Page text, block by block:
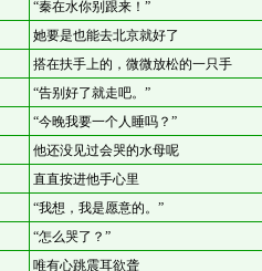
“秦在水你别跟来！”
她要是也能去北京就好了
搭在扶手上的，微微放松的一只手
“告别好了就走吧。”
“今晚我要一个人睡吗？”
他还没见过会哭的水母呢
直直按进他手心里
“我想，我是愿意的。”
“怎么哭了？”
唯有心跳震耳欲聋